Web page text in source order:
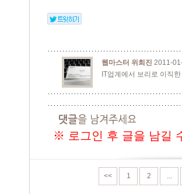
웹마스터 위희진 2011-
IT업계에서 보리로 이직
※ 로그인 후 글을 남길
<< 1 2 ...